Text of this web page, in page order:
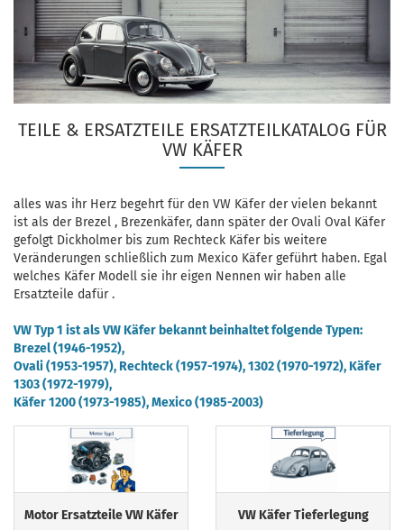
TEILE & ERSATZTEILE ERSATZTEILKATALOG FÜR
VW KÄFER
alles was ihr Herz begehrt für den VW Käfer der vielen bekannt
ist als der Brezel , Brezenkäfer, dann später der Ovali Oval Käfer
gefolgt Dickholmer bis zum Rechteck Käfer bis weitere
Veränderungen schließlich zum Mexico Käfer geführt haben. Egal
welches Käfer Modell sie ihr eigen Nennen wir haben alle
Ersatzteile dafür .
VW Typ 1 ist als VW Käfer bekannt beinhaltet folgende Typen:
Brezel (1946-1952),
Ovali (1953-1957), Rechteck (1957-1974), 1302 (1970-1972), Käfer
1303 (1972-1979),
Käfer 1200 (1973-1985), Mexico (1985-2003)
Motor Ersatzteile VW Käfer VW Käfer Tieferlegung